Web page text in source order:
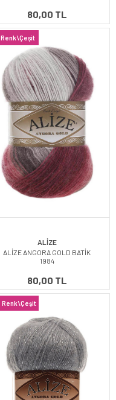
80,00 TL
Renk\Çeşit
ALİZE
ALİZE ANGORA GOLD BATİK
1984
80,00 TL
Renk\Çeşit